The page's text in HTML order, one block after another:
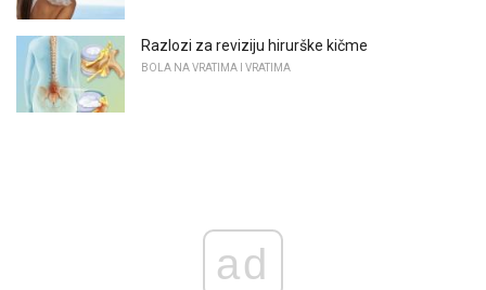
Razlozi za reviziju hirurške kičme
BOLA NA VRATIMA I VRATIMA
ad